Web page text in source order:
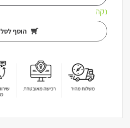
נקה
הוסף לסל